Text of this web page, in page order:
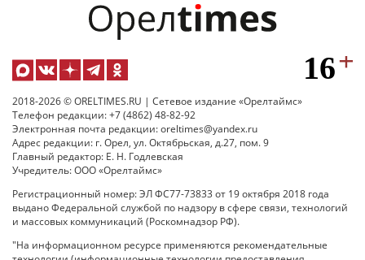
2018-2026 © ORELTIMES.RU | Сетевое издание «Орелтаймс»
Телефон редакции: +7 (4862) 48-82-92
Электронная почта редакции: oreltimes@yandex.ru
Адрес редакции: г. Орел, ул. Октябрьская, д.27, пом. 9
Главный редактор: Е. Н. Годлевская
Учредитель: ООО «Орелтаймс»
Регистрационный номер: ЭЛ ФС77-73833 от 19 октября 2018 года
выдано Федеральной службой по надзору в сфере связи, технологий
и массовых коммуникаций (Роскомнадзор РФ).
"На информационном ресурсе применяются рекомендательные